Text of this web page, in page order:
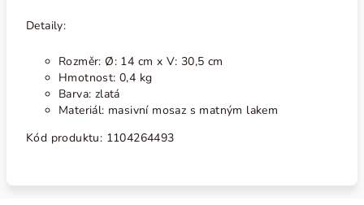
Detaily:
Rozměr: Ø: 14 cm x V: 30,5 cm
Hmotnost: 0,4 kg
Barva: zlatá
Materiál: masivní mosaz s matným lakem
Kód produktu: 1104264493